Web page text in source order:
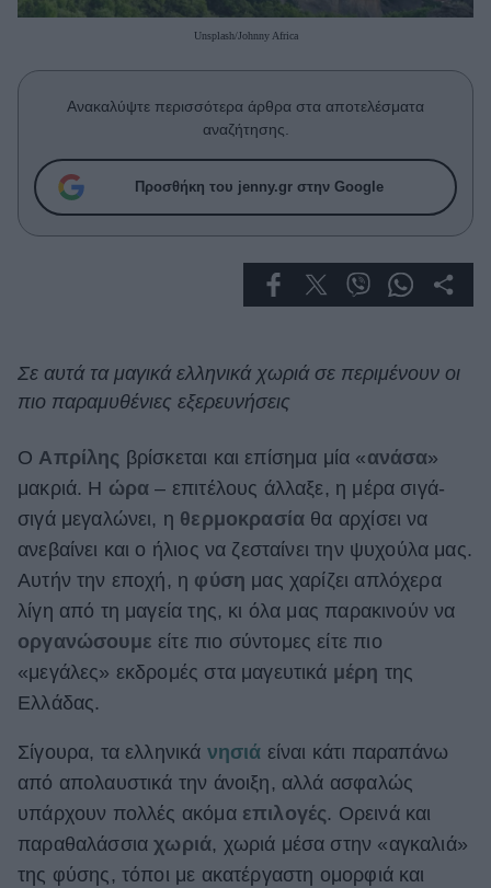
Πρόσωπα
Celebrities
Συνεντεύξεις
True Stories
Ask the Guru
Success Stories
Deco
Green
Αφιερώματα
ΒΟΞ
Χωρίς Ταμπέλες
Women's Forum
Hautes Grecians
Unsplash/Johnny Africa
Ανακαλύψτε περισσότερα άρθρα στα αποτελέσματα
αναζήτησης.
Προσθήκη του jenny.gr στην Google
Σε αυτά τα μαγικά ελληνικά χωριά σε περιμένουν οι
πιο παραμυθένιες εξερευνήσεις
Ο Απρίλης βρίσκεται και επίσημα μία «ανάσα»
μακριά. Η ώρα– επιτέλους άλλαξε, η μέρα σιγά-
σιγά μεγαλώνει, η θερμοκρασία θα αρχίσει να
ανεβαίνει και ο ήλιος να ζεσταίνει την ψυχούλα μας.
Αυτήν την εποχή, η φύση μας χαρίζει απλόχερα
λίγη από τη μαγεία της, κι όλα μας παρακινούν να
οργανώσουμε είτε πιο σύντομες είτε πιο
«μεγάλες» εκδρομές στα μαγευτικά μέρη της
Ελλάδας.
Σίγουρα, τα ελληνικά νησιά είναι κάτι παραπάνω
από απολαυστικά την άνοιξη, αλλά ασφαλώς
υπάρχουν πολλές ακόμα επιλογές. Ορεινά και
παραθαλάσσιαχωριά, χωριά μέσα στην «αγκαλιά»
της φύσης, τόποι με ακατέργαστη ομορφιά και